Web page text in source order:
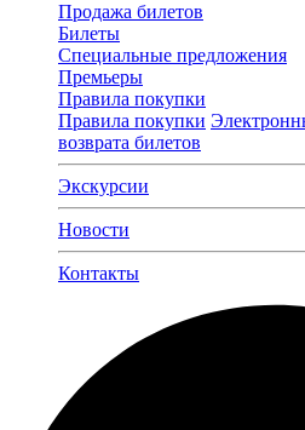
Продажа билетов
Билеты
Специальные предложения
Премьеры
Правила покупки
Правила покупки
возврата билетов
Экскурсии
Новости
Контакты